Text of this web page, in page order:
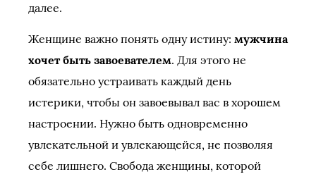
далее.
Женщине важно понять одну истину: мужчина
хочет быть завоевателем. Для этого не
обязательно устраивать каждый день
истерики, чтобы он завоевывал вас в хорошем
настроении. Нужно быть одновременно
увлекательной и увлекающейся, не позволяя
себе лишнего. Свобода женщины, которой